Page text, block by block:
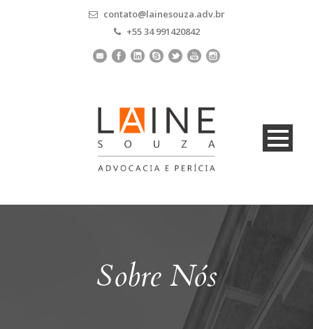
contato@lainesouza.adv.br
+55 34 991420842
Sobre Nós